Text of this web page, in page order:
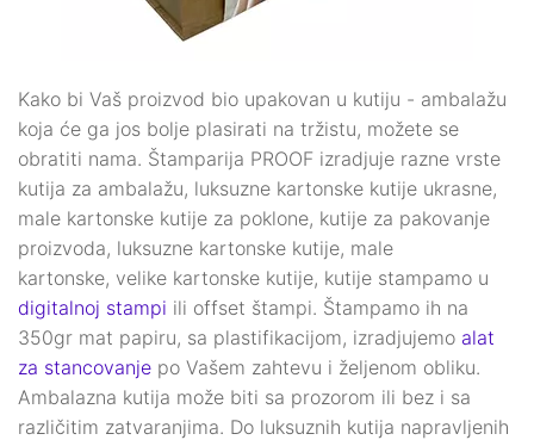
Kako bi Vaš proizvod bio upakovan u kutiju - ambalažu
koja će ga jos bolje plasirati na tržistu, možete se
obratiti nama. Štamparija PROOF izradjuje razne vrste
kutija za ambalažu, luksuzne kartonske kutije ukrasne,
male kartonske kutije za poklone, kutije za pakovanje
proizvoda, luksuzne kartonske kutije, male
kartonske, velike kartonske kutije, kutije stampamo u
digitalnoj stampi ili offset štampi. Štampamo ih na
350gr mat papiru, sa plastifikacijom, izradjujemo alat
za stancovanje po Vašem zahtevu i željenom obliku.
Ambalazna kutija može biti sa prozorom ili bez i sa
različitim zatvaranjima. Do luksuznih kutija napravljenih